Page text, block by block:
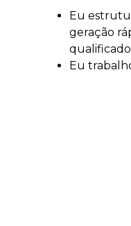
Eu
geração
Eu